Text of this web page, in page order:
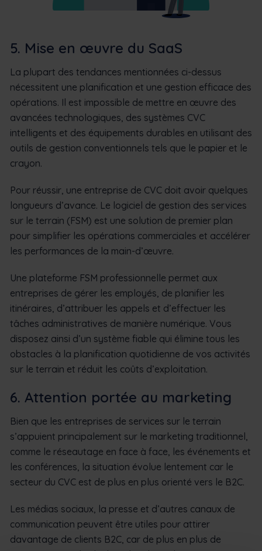
5. Mise en œuvre du SaaS
La plupart des tendances mentionnées ci-dessus
nécessitent une planification et une gestion efficace des
opérations. Il est impossible de mettre en œuvre des
avancées technologiques, des systèmes CVC
intelligents et des équipements durables en utilisant des
outils de gestion conventionnels tels que le papier et le
crayon.
Pour réussir, une entreprise de CVC doit avoir quelques
longueurs d’avance. Le logiciel de gestion des services
sur le terrain (FSM) est une solution de premier plan
pour simplifier les opérations commerciales et accélérer
les performances de la main-d’œuvre.
Une plateforme FSM professionnelle permet aux
entreprises de gérer les employés, de planifier les
itinéraires, d’attribuer les appels et d’effectuer les
tâches administratives de manière numérique. Vous
disposez ainsi d’un système fiable qui élimine tous les
obstacles à la planification quotidienne de vos activités
sur le terrain et réduit les coûts d’exploitation.
6. Attention portée au marketing
Bien que les entreprises de services sur le terrain
s’appuient principalement sur le marketing traditionnel,
comme le réseautage en face à face, les événements et
les conférences, la situation évolue lentement car le
secteur du CVC est de plus en plus orienté vers le B2C.
Les médias sociaux, la presse et d’autres canaux de
communication peuvent être utiles pour attirer
davantage de clients B2C, car de plus en plus de